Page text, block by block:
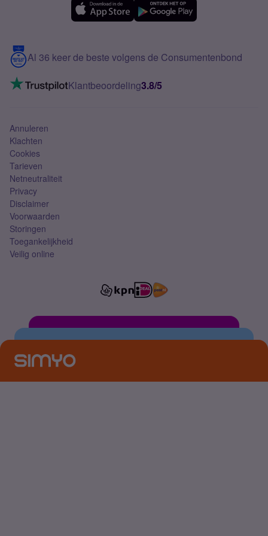
Meerdere nummers
5G internet
Mobiel internet
Mobiel abonnement
Contact
VoLTE 4G bellen
Al 36 keer de beste volgens de Consumentenbond
Klantbeoordeling3.8/5
Annuleren
Klachten
Cookies
Tarieven
Netneutraliteit
Privacy
Disclaimer
Voorwaarden
Storingen
Toegankelijkheid
Veilig online